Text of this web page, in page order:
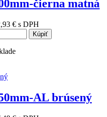
čierna matná
€ s DPH
Kúpiť
AL brúsený